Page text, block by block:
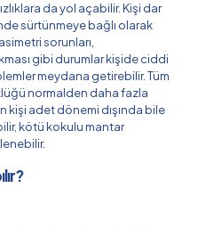
da yol açabilir. Kişi dar
sürtünmeye bağlı olarak
sorunları,
gibi durumlar kişide ciddi
meydana getirebilir. Tüm
normalden daha fazla
kişi adet dönemi dışında bile
kötü kokulu mantar